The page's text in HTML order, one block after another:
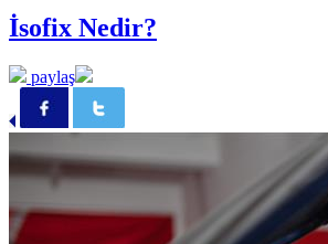
İsofix Nedir?
paylaş